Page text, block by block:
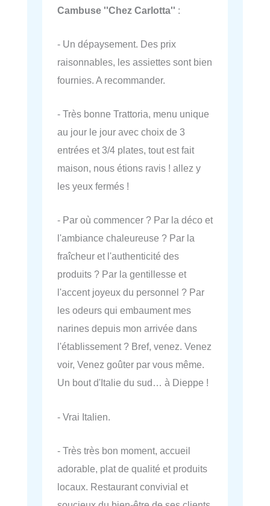
Cambuse ''Chez Carlotta'' :
- Un dépaysement. Des prix
raisonnables, les assiettes sont bien
fournies. A recommander.
- Très bonne Trattoria, menu unique
au jour le jour avec choix de 3
entrées et 3/4 plates, tout est fait
maison, nous étions ravis ! allez y
les yeux fermés !
- Par où commencer ? Par la déco et
l'ambiance chaleureuse ? Par la
fraîcheur et l'authenticité des
produits ? Par la gentillesse et
l'accent joyeux du personnel ? Par
les odeurs qui embaument mes
narines depuis mon arrivée dans
l'établissement ? Bref, venez. Venez
voir, Venez goûter par vous même.
Un bout d'Italie du sud… à Dieppe !
- Vrai Italien.
- Très très bon moment, accueil
adorable, plat de qualité et produits
locaux. Restaurant convivial et